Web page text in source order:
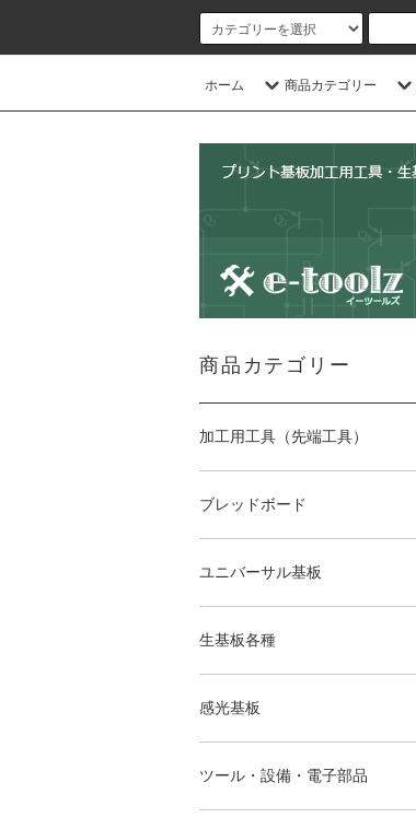
ホーム 商品カテゴリー
商品カテゴリー
加工用工具（先端工具）
ブレッドボード
ユニバーサル基板
生基板各種
感光基板
ツール・設備・電子部品